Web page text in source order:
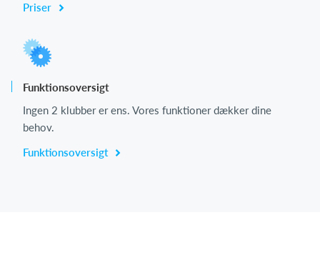
Priser
Funktionsoversigt
Ingen 2 klubber er ens. Vores funktioner dækker dine
behov.
Funktionsoversigt